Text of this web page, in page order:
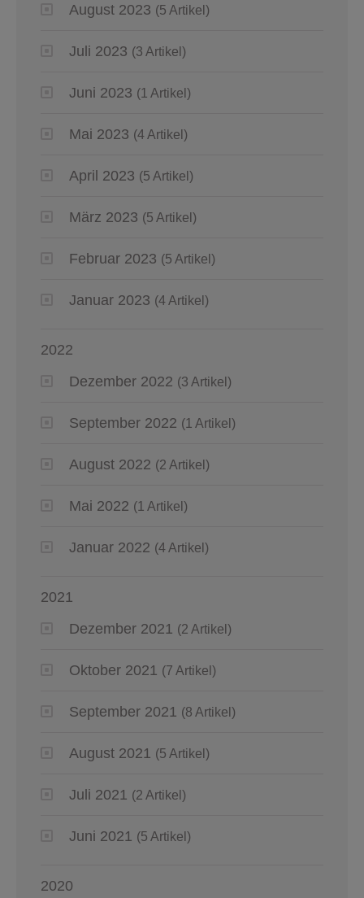
August 2023 (5 Artikel)
Juli 2023 (3 Artikel)
Juni 2023 (1 Artikel)
Mai 2023 (4 Artikel)
April 2023 (5 Artikel)
März 2023 (5 Artikel)
Februar 2023 (5 Artikel)
Januar 2023 (4 Artikel)
2022
Dezember 2022 (3 Artikel)
September 2022 (1 Artikel)
August 2022 (2 Artikel)
Mai 2022 (1 Artikel)
Januar 2022 (4 Artikel)
2021
Dezember 2021 (2 Artikel)
Oktober 2021 (7 Artikel)
September 2021 (8 Artikel)
August 2021 (5 Artikel)
Juli 2021 (2 Artikel)
Juni 2021 (5 Artikel)
2020